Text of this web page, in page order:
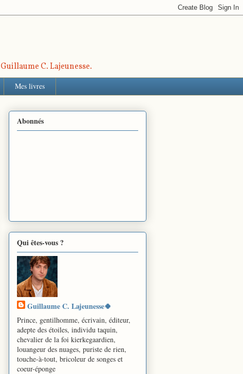
C. Lajeunesse.
Mes livres
Abonnés
Qui êtes-vous ?
Guillaume C. Lajeunesse🍀
Prince, gentilhomme, écrivain, éditeur,
adepte des étoiles, individu taquin,
chevalier de la foi kierkegaardien,
louangeur des nuages, puriste de rien,
touche-à-tout, bricoleur de songes et
coeur-éponge